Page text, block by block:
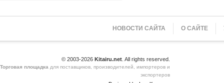
НОВОСТИ САЙТА О САЙТЕ
© 2003-2026 Kitairu.net . All rights reserved.
Торговая площадка для поставщиков, производителей, импортеров и
экспортеров